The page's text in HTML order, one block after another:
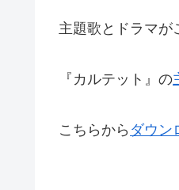
主題歌とドラマが
『カルテット』の
こちらから ダウン